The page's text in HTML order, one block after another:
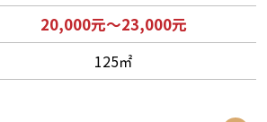
20,000元～23,000元
125㎡